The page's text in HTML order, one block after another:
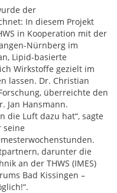
der
In diesem Projekt
in Kooperation mit der
Nürnberg im
Lipid-basierte
Wirkstoffe gezielt im
lassen. Dr. Christian
überreichte den
Jan Hansmann.
die Luft dazu hat“, sagte
seine
darunter die
an der THWS (IMES)
Bad Kissingen –